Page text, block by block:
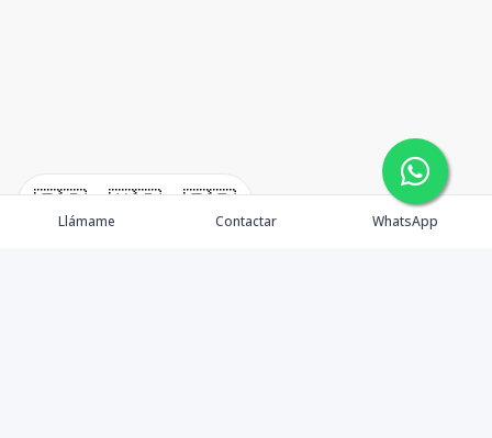
🇪🇸 🇺🇸 🇫🇷
Llámame Contactar WhatsApp